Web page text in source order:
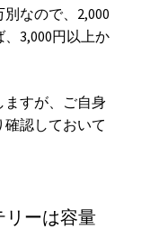
なので、2,000
3,000円以上か
ますが、ご自身
認しておいて
リーは容量